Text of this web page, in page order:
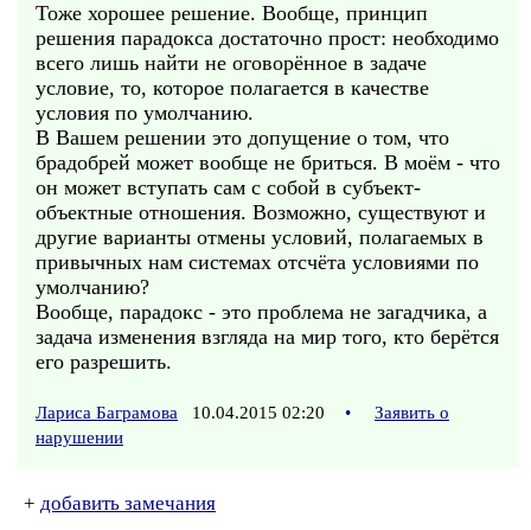
Тоже хорошее решение. Вообще, принцип
решения парадокса достаточно прост: необходимо
всего лишь найти не оговорённое в задаче
условие, то, которое полагается в качестве
условия по умолчанию.
В Вашем решении это допущение о том, что
брадобрей может вообще не бриться. В моём - что
он может вступать сам с собой в субъект-
объектные отношения. Возможно, существуют и
другие варианты отмены условий, полагаемых в
привычных нам системах отсчёта условиями по
умолчанию?
Вообще, парадокс - это проблема не загадчика, а
задача изменения взгляда на мир того, кто берётся
его разрешить.
Лариса Баграмова 10.04.2015 02:20 •
Заявить о
нарушении
+ добавить замечания